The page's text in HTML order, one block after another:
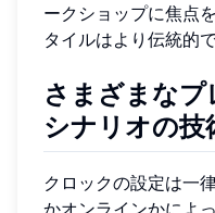
ークショップに焦点
タイルはより伝統的
さまざまな
シナリオの技
クロックの設定は一